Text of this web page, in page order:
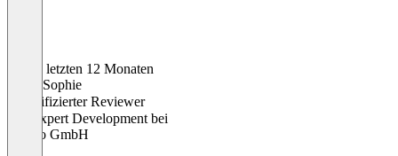
In den letzten 12 Monaten
Anna-Sophie
Verifizierter Reviewer
HR Expert Development bei
Tchibo GmbH